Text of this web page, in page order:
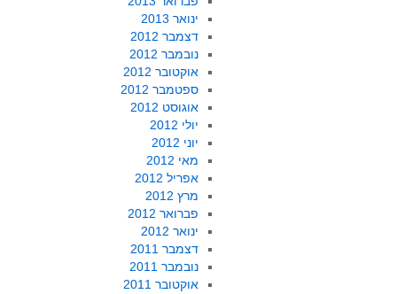
ינואר 2013
דצמבר 2012
נובמבר 2012
אוקטובר 2012
ספטמבר 2012
אוגוסט 2012
יולי 2012
יוני 2012
מאי 2012
אפריל 2012
מרץ 2012
פברואר 2012
ינואר 2012
דצמבר 2011
נובמבר 2011
אוקטובר 2011